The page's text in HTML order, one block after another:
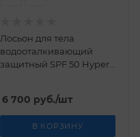
Лосьон для тела
водооталкивающий
защитный SPF 50 Hyper
M.A.D Skincare 120 мл
6 700 руб./шт
В КОРЗИНУ